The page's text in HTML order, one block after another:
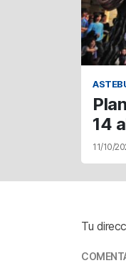
14
11/10/
Tu